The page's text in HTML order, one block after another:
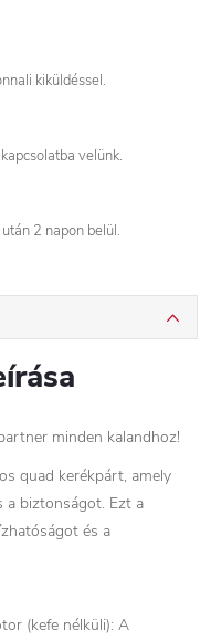
kiküldéssel.
velünk.
2 napon belül.
minden kalandhoz!
quad kerékpárt, amely
a biztonságot. Ezt a
és a
(kefe nélküli): A